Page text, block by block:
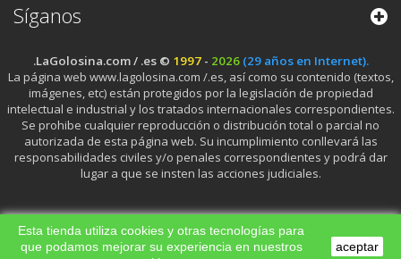
Síganos
.LaGolosina.com / .es © 1997- 2026 (29 años en Internet).
La página web www.lagolosina.com /.es, así como su contenido (textos,
imágenes, etc) están protegidos por la legislación de propiedad
intelectual e industrial y los tratados internacionales correspondientes.
Se prohibe cualquier reproducción o distribución total o parcial no
autorizada de esta página web. Su incumplimiento conllevará las
responsabilidades civiles y/o penales correspondientes y podrá dar
lugar a que se insten las acciones judiciales.
Esta tienda utiliza cookies y otras tecnologías para
que podamos mejorar su experiencia en nuestros
aceptar